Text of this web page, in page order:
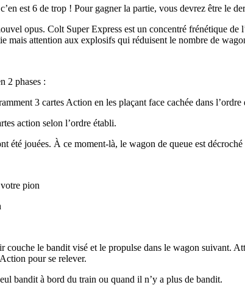
est 6 de trop ! Pour gagner la partie, vous devrez être le
opus. Colt Super Express est un concentré frénétique
mais attention aux explosifs qui réduisent le nombre de
2 phases :
3 cartes Action en les plaçant face cachée dans
action selon l’ordre établi.
été jouées. À ce moment-là, le wagon de queue est
pion
le bandit visé et le propulse dans le wagon suivant.
pour se relever.
bandit à bord du train ou quand il n’y a plus de bandit.